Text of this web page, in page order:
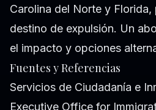
Carolina del Norte y Florida,
destino de expulsión. Un
el impacto y opciones
Fuentes y Referencias
Servicios de Ciudadanía e
Executive Office for